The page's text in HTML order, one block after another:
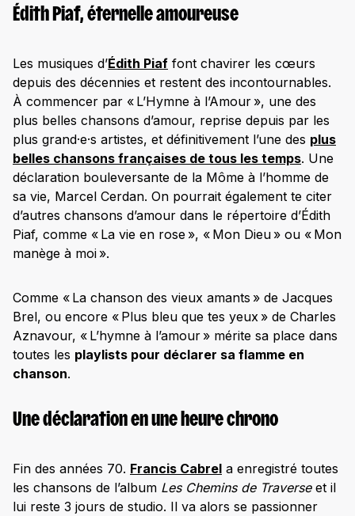
Édith Piaf, éternelle amoureuse
Les musiques d’Édith Piaf font chavirer les cœurs
depuis des décennies et restent des incontournables.
À commencer par « L’Hymne à l’Amour », une des
plus belles chansons d’amour, reprise depuis par les
plus grand·e·s artistes, et définitivement l’une des plus
belles chansons françaises de tous les temps. Une
déclaration bouleversante de la Môme à l’homme de
sa vie, Marcel Cerdan. On pourrait également te citer
d’autres chansons d’amour dans le répertoire d’Édith
Piaf, comme « La vie en rose », « Mon Dieu » ou « Mon
manège à moi ».
Comme « La chanson des vieux amants » de Jacques
Brel, ou encore « Plus bleu que tes yeux » de Charles
Aznavour, « L’hymne à l’amour » mérite sa place dans
toutes les playlists pour déclarer sa flamme en
chanson.
Une déclaration en une heure chrono
Fin des années 70. Francis Cabrel a enregistré toutes
les chansons de l’album Les Chemins de Traverseet il
lui reste 3 jours de studio. Il va alors se passionner